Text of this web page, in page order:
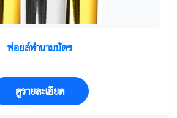
ฟอยล์ทำนามบัตร
ดูรายละเอียด